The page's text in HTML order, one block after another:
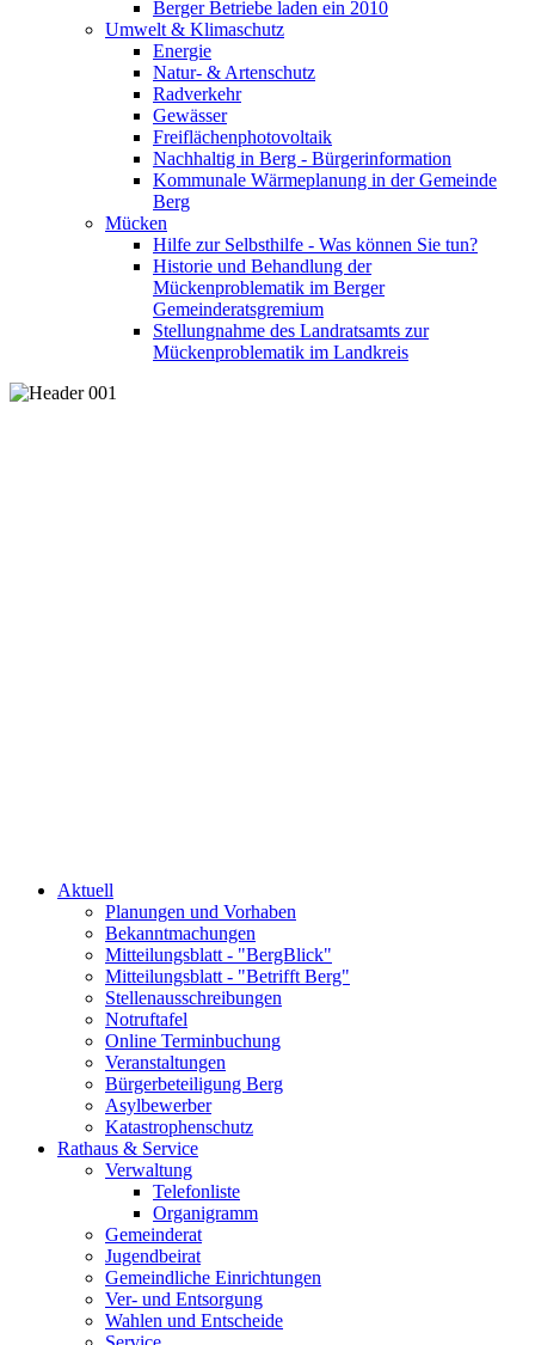
Berger Betriebe laden ein 2010
Umwelt & Klimaschutz
Energie
Natur- & Artenschutz
Radverkehr
Gewässer
Freiflächenphotovoltaik
Nachhaltig in Berg - Bürgerinformation
Kommunale Wärmeplanung in der Gemeinde
Berg
Mücken
Hilfe zur Selbsthilfe - Was können Sie tun?
Historie und Behandlung der
Mückenproblematik im Berger
Gemeinderatsgremium
Stellungnahme des Landratsamts zur
Mückenproblematik im Landkreis
Aktuell
Planungen und Vorhaben
Bekanntmachungen
Mitteilungsblatt - "BergBlick"
Mitteilungsblatt - "Betrifft Berg"
Stellenausschreibungen
Notruftafel
Online Terminbuchung
Veranstaltungen
Bürgerbeteiligung Berg
Asylbewerber
Katastrophenschutz
Rathaus & Service
Verwaltung
Telefonliste
Organigramm
Gemeinderat
Jugendbeirat
Gemeindliche Einrichtungen
Ver- und Entsorgung
Wahlen und Entscheide